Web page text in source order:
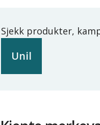
Sjekk produkter,
Unil